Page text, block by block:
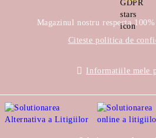
Magazinul nostru respecta
Citeste politica de
Informatiile mele